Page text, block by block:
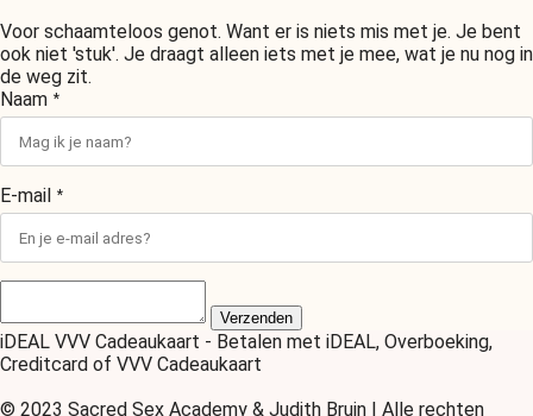
Voor schaamteloos genot. Want er is niets mis met je. Je bent
ook niet 'stuk'. Je draagt alleen iets met je mee, wat je nu nog in
de weg zit.
Naam *
E-mail *
Verzenden
iDEAL VVV Cadeaukaart - Betalen met iDEAL, Overboeking,
Creditcard of VVV Cadeaukaart
© 2023 Sacred Sex Academy & Judith Bruin | Alle rechten